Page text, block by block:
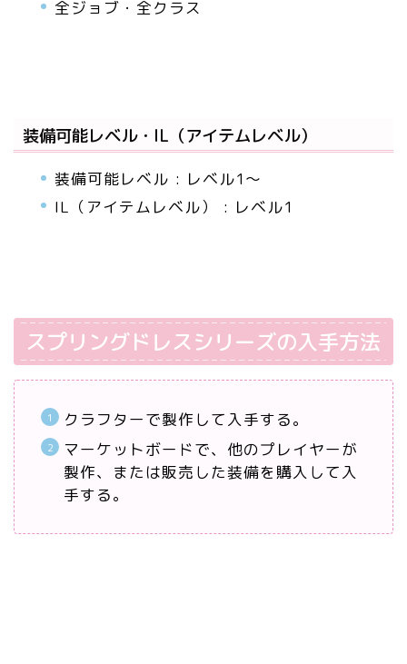
全ジョブ・全クラス
装備可能レベル・IL（アイテムレベル）
装備可能レベル : レベル1～
IL（アイテムレベル） : レベル1
スプリングドレスシリーズの入手方法
クラフターで製作して入手する。
マーケットボードで、他のプレイヤーが
製作、または販売した装備を購入して入
手する。